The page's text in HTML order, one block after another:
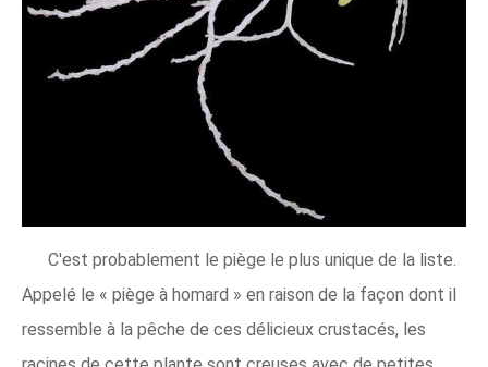
C'est probablement le piège le plus unique de la liste.
Appelé le « piège à homard » en raison de la façon dont il
ressemble à la pêche de ces délicieux crustacés, les